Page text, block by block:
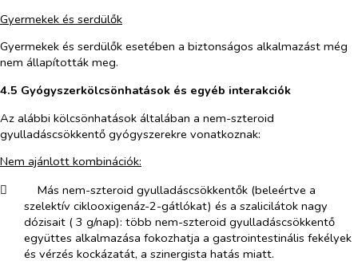
Gyermekek és serdülők
Gyermekek és serdülők esetében a biztonságos alkalmazást még
nem állapították meg.
4.5 Gyógyszerkölcsönhatások és egyéb interakciók
Az alábbi kölcsönhatások általában a nem-szteroid
gyulladáscsökkentő gyógyszerekre vonatkoznak:
Nem ajánlott kombinációk:
​
Más nem-szteroid gyulladáscsökkentők(beleértve a
szelektív ciklooxigenáz-2-gátlókat) és a szalicilátok nagy
dózisait ( 3 g/nap): több nem-szteroid gyulladáscsökkentő
együttes alkalmazása fokozhatja a gastrointestinális fekélyek
és vérzés kockázatát, a szinergista hatás miatt.